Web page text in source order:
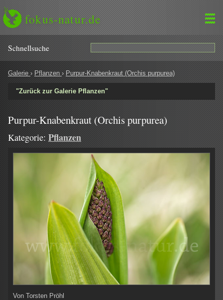
fokus-natur.de
Schnell­suche
Galerie › Pflanzen › Purpur-Knabenkraut (Orchis purpurea)
"Zurück zur Galerie Pflanzen"
Purpur-Knabenkraut (Orchis purpurea)
Kategorie: Pflanzen
Von Torsten Pröhl